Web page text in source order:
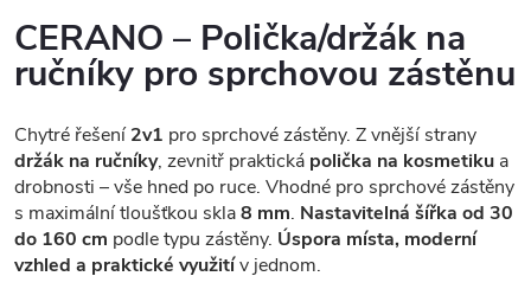
CERANO – Polička/držák na
ručníky pro sprchovou zástěnu
Chytré řešení2v1 pro sprchové zástěny. Z vnější strany
držák na ručníky, zevnitř praktická polička na kosmetiku a
drobnosti – vše hned po ruce. Vhodné pro sprchové zástěny
s maximální tloušťkou skla8 mm. Nastavitelná šířka od 30
do 160 cm podle typu zástěny. Úspora místa, moderní
vzhled a praktické využitív jednom.